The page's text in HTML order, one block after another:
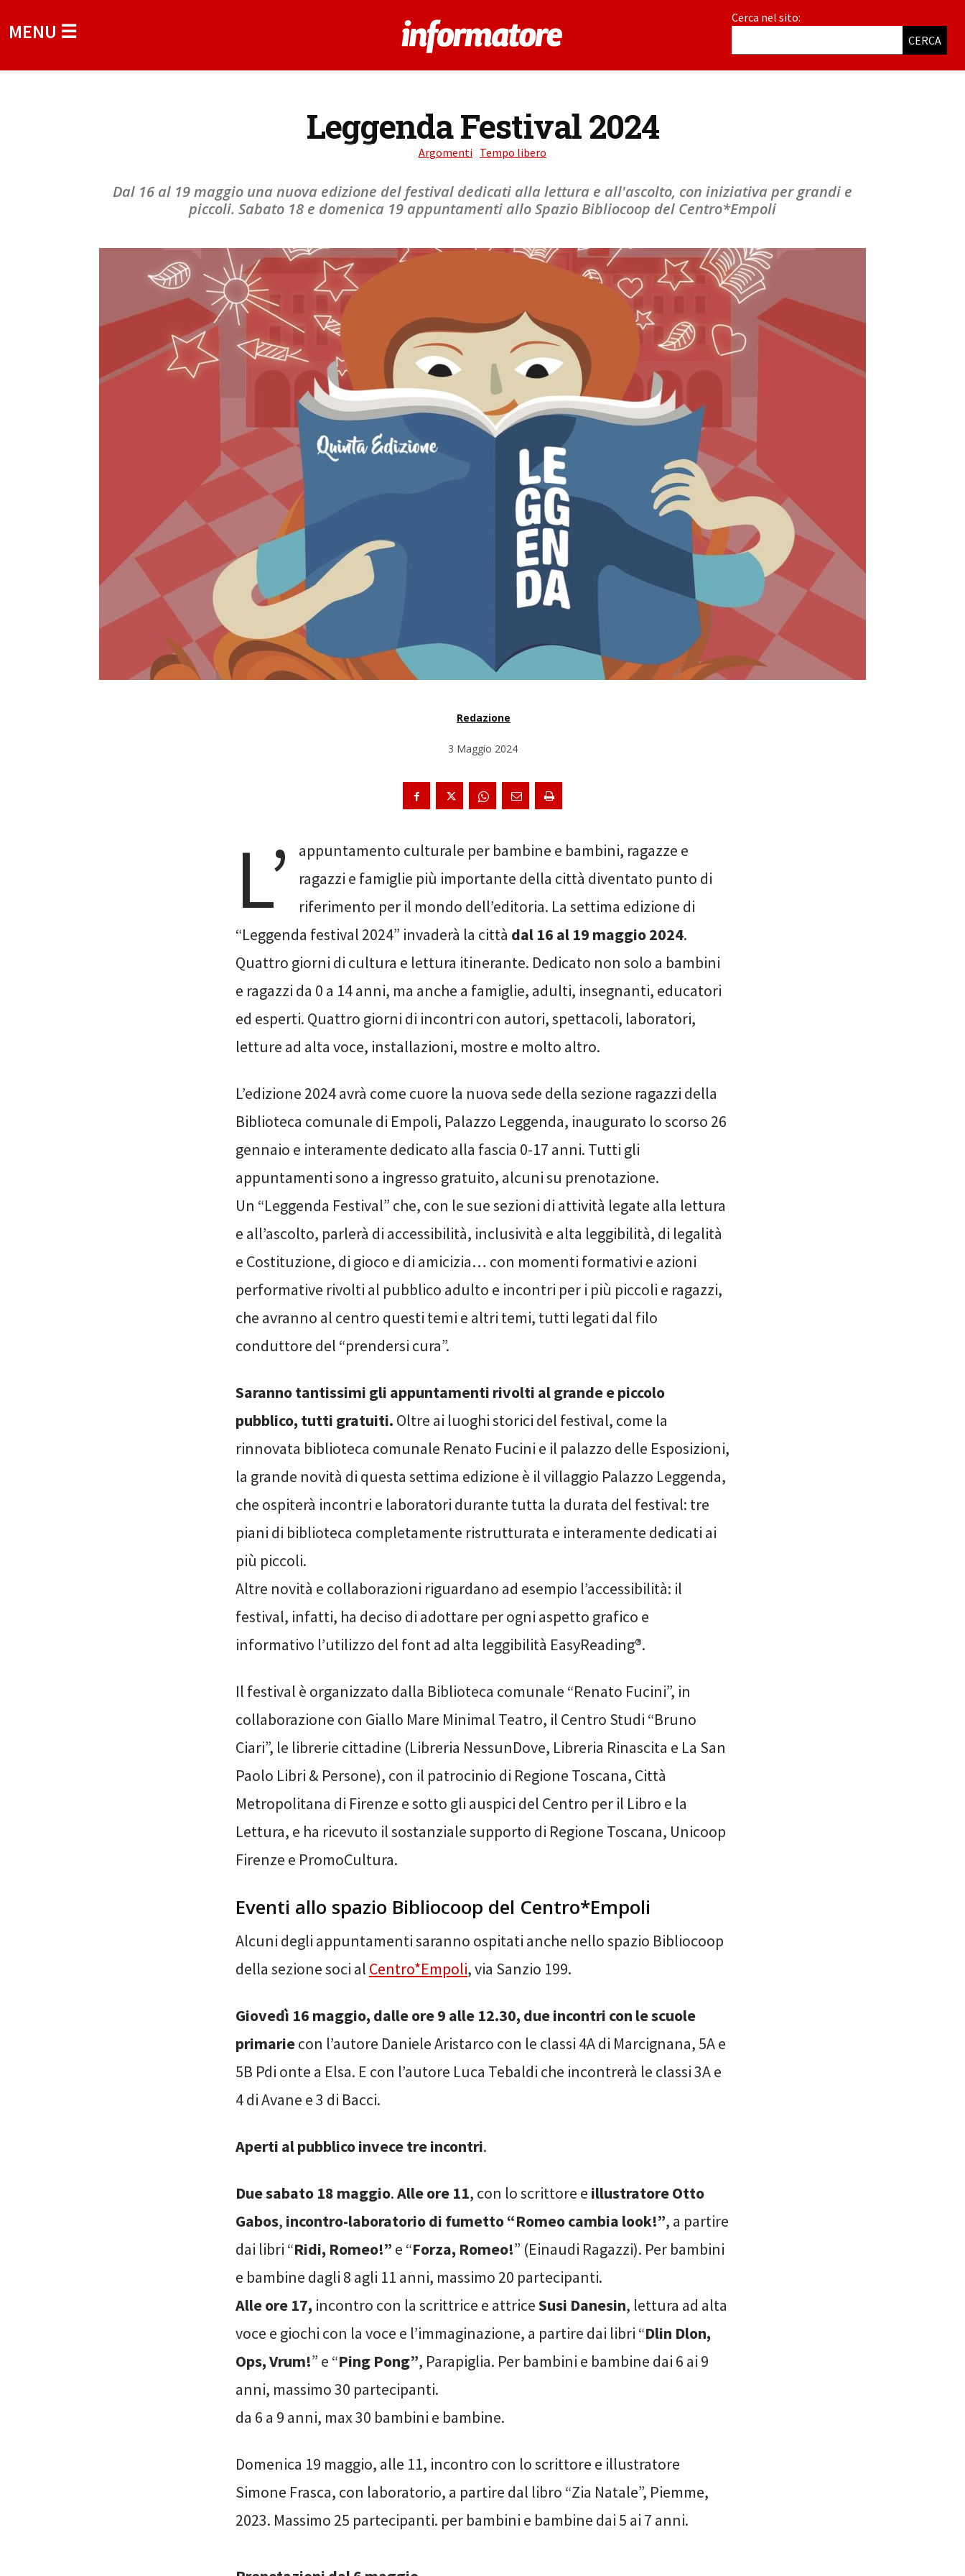
MENU ☰
Cerca nel sito:
CERCA
Leggenda Festival 2024
Argomenti Tempo libero
Dal 16 al 19 maggio una nuova edizione del festival dedicati alla lettura e all'ascolto, con iniziativa per grandi e
piccoli. Sabato 18 e domenica 19 appuntamenti allo Spazio Bibliocoop del Centro*Empoli
Redazione
3 Maggio 2024
L’
appuntamento culturale per bambine e bambini, ragazze e
ragazzi e famiglie più importante della città diventato punto di
riferimento per il mondo dell’editoria. La settima edizione di
“Leggenda festival 2024” invaderà la città dal 16 al 19 maggio 2024.
Quattro giorni di cultura e lettura itinerante. Dedicato non solo a bambini
e ragazzi da 0 a 14 anni, ma anche a famiglie, adulti, insegnanti, educatori
ed esperti. Quattro giorni di incontri con autori, spettacoli, laboratori,
letture ad alta voce, installazioni, mostre e molto altro.
L’edizione 2024 avrà come cuore la nuova sede della sezione ragazzi della
Biblioteca comunale di Empoli, Palazzo Leggenda, inaugurato lo scorso 26
gennaio e interamente dedicato alla fascia 0-17 anni. Tutti gli
appuntamenti sono a ingresso gratuito, alcuni su prenotazione.
Un “Leggenda Festival” che, con le sue sezioni di attività legate alla lettura
e all’ascolto, parlerà di accessibilità, inclusività e alta leggibilità, di legalità
e Costituzione, di gioco e di amicizia… con momenti formativi e azioni
performative rivolti al pubblico adulto e incontri per i più piccoli e ragazzi,
che avranno al centro questi temi e altri temi, tutti legati dal filo
conduttore del “prendersi cura”.
Saranno tantissimi gli appuntamenti rivolti al grande e piccolo
pubblico, tutti gratuiti. Oltre ai luoghi storici del festival, come la
rinnovata biblioteca comunale Renato Fucini e il palazzo delle Esposizioni,
la grande novità di questa settima edizione è il villaggio Palazzo Leggenda,
che ospiterà incontri e laboratori durante tutta la durata del festival: tre
piani di biblioteca completamente ristrutturata e interamente dedicati ai
più piccoli.
Altre novità e collaborazioni riguardano ad esempio l’accessibilità: il
festival, infatti, ha deciso di adottare per ogni aspetto grafico e
informativo l’utilizzo del font ad alta leggibilità EasyReading®.
Il festival è organizzato dalla Biblioteca comunale “Renato Fucini”, in
collaborazione con Giallo Mare Minimal Teatro, il Centro Studi “Bruno
Ciari”, le librerie cittadine (Libreria NessunDove, Libreria Rinascita e La San
Paolo Libri & Persone), con il patrocinio di Regione Toscana, Città
Metropolitana di Firenze e sotto gli auspici del Centro per il Libro e la
Lettura, e ha ricevuto il sostanziale supporto di Regione Toscana, Unicoop
Firenze e PromoCultura.
Eventi allo spazio Bibliocoop del Centro*Empoli
Alcuni degli appuntamenti saranno ospitati anche nello spazio Bibliocoop
della sezione soci al Centro*Empoli, via Sanzio 199.
Giovedì 16 maggio, dalle ore 9 alle 12.30, due incontri con le scuole
primariecon l’autore Daniele Aristarco con le classi 4A di Marcignana, 5A e
5B Pdi onte a Elsa. E con l’autore Luca Tebaldi che incontrerà le classi 3A e
4 di Avane e 3 di Bacci.
Aperti al pubblico invece tre incontri.
Due sabato 18 maggio.Alle ore 11, con lo scrittore e illustratore Otto
Gabos, incontro-laboratorio di fumetto “Romeo cambia look!”, a partire
dai libri “Ridi, Romeo!” e “Forza, Romeo!” (Einaudi Ragazzi). Per bambini
e bambine dagli 8 agli 11 anni, massimo 20 partecipanti.
Alle ore 17, incontro con la scrittrice e attriceSusi Danesin, lettura ad alta
voce e giochi con la voce e l’immaginazione, a partire dai libri “Dlin Dlon,
Ops, Vrum!” e “Ping Pong”, Parapiglia. Per bambini e bambine dai 6 ai 9
anni, massimo 30 partecipanti.
da 6 a 9 anni, max 30 bambini e bambine.
Domenica 19 maggio, alle 11, incontro con lo scrittore e illustratore
Simone Frasca, con laboratorio, a partire dal libro “Zia Natale”, Piemme,
2023. Massimo 25 partecipanti. per bambini e bambine dai 5 ai 7 anni.